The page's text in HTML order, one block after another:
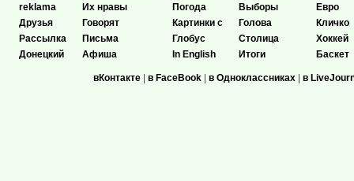
reklama
Друзья
Рассылка
Донецкий
Их нравы
Говорят
Письма
Афиша
Погода
Картинки с
Глобус
In English
Выборы
Голова
Столица
Итоги
Евро
Кличко
Хоккей
Баскет
вКонтакте | в FaceBook | в Одноклассниках | в